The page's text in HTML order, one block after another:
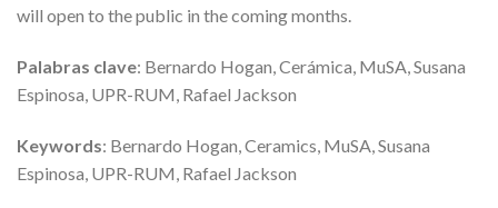
will open to the public in the coming months.
Palabras clave: Bernardo Hogan, Cerámica, MuSA, Susana
Espinosa, UPR-RUM, Rafael Jackson
Keywords: Bernardo Hogan, Ceramics, MuSA, Susana
Espinosa, UPR-RUM, Rafael Jackson